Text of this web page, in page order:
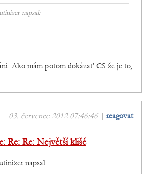
napsal:
Ako mám potom dokázať CS že je to,
03. července 2012 07:46:46 | reagovat
Re: Re: Největší klišé
napsal: